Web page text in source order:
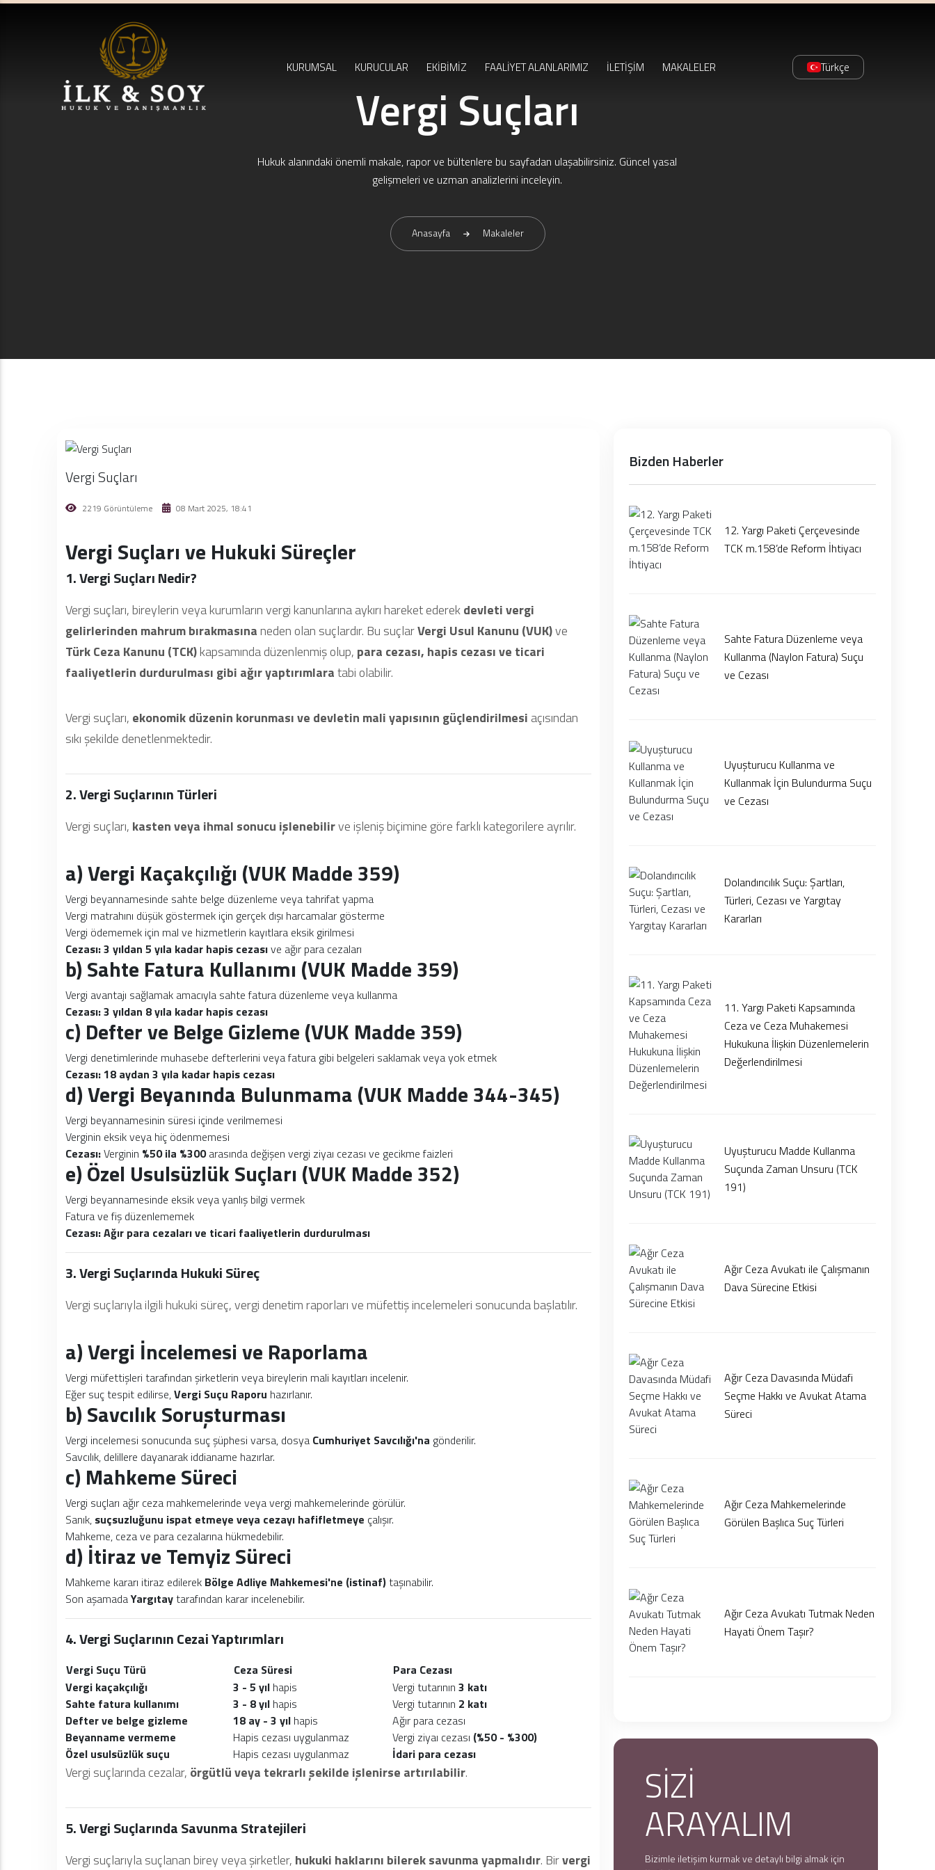
KURUMSAL KURUCULAR EKİBİMİZ FAALİYET ALANLARIMIZ İLETİŞİM MAKALELER Türkçe
Vergi Suçları
Hukuk alanındaki önemli makale, rapor ve bültenlere bu sayfadan ulaşabilirsiniz. Güncel yasal
gelişmeleri ve uzman analizlerini inceleyin.
Anasayfa Makaleler
Vergi Suçları
2219 Görüntüleme 08 Mart 2025, 18:41
Vergi Suçları ve Hukuki Süreçler
1. Vergi Suçları Nedir?
Vergi suçları, bireylerin veya kurumların vergi kanunlarına aykırı hareket ederekdevleti vergi
gelirlerinden mahrum bırakmasınaneden olan suçlardır. Bu suçlarVergi Usul Kanunu (VUK)ve
Türk Ceza Kanunu (TCK)kapsamında düzenlenmiş olup, para cezası, hapis cezası ve ticari
faaliyetlerin durdurulması gibi ağır yaptırımlaratabi olabilir.
Vergi suçları, ekonomik düzenin korunması ve devletin mali yapısının güçlendirilmesi açısından
sıkı şekilde denetlenmektedir.
2. Vergi Suçlarının Türleri
Vergi suçları, kasten veya ihmal sonucu işlenebilirve işleniş biçimine göre farklı kategorilere ayrılır.
a) Vergi Kaçakçılığı (VUK Madde 359)
Vergi beyannamesinde sahte belge düzenleme veya tahrifat yapma
Vergi matrahını düşük göstermek için gerçek dışı harcamalar gösterme
Vergi ödememek için mal ve hizmetlerin kayıtlara eksik girilmesi
Cezası:3 yıldan 5 yıla kadar hapis cezasıve ağır para cezaları
b) Sahte Fatura Kullanımı (VUK Madde 359)
Vergi avantajı sağlamak amacıyla sahte fatura düzenleme veya kullanma
Cezası:3 yıldan 8 yıla kadar hapis cezası
c) Defter ve Belge Gizleme (VUK Madde 359)
Vergi denetimlerinde muhasebe defterlerini veya fatura gibi belgeleri saklamak veya yok etmek
Cezası:18 aydan 3 yıla kadar hapis cezası
d) Vergi Beyanında Bulunmama (VUK Madde 344-345)
Vergi beyannamesinin süresi içinde verilmemesi
Verginin eksik veya hiç ödenmemesi
Cezası:Verginin %50 ila %300arasında değişen vergi ziyaı cezası ve gecikme faizleri
e) Özel Usulsüzlük Suçları (VUK Madde 352)
Vergi beyannamesinde eksik veya yanlış bilgi vermek
Fatura ve fiş düzenlememek
Cezası:Ağır para cezaları ve ticari faaliyetlerin durdurulması
3. Vergi Suçlarında Hukuki Süreç
Vergi suçlarıyla ilgili hukuki süreç, vergi denetim raporları ve müfettiş incelemeleri sonucunda başlatılır.
a) Vergi İncelemesi ve Raporlama
Vergi müfettişleri tarafından şirketlerin veya bireylerin mali kayıtları incelenir.
Eğer suç tespit edilirse,Vergi Suçu Raporu hazırlanır.
b) Savcılık Soruşturması
Vergi incelemesi sonucunda suç şüphesi varsa, dosya Cumhuriyet Savcılığı'na gönderilir.
Savcılık, delillere dayanarak iddianame hazırlar.
c) Mahkeme Süreci
Vergi suçları ağır ceza mahkemelerinde veya vergi mahkemelerinde görülür.
Sanık, suçsuzluğunu ispat etmeye veya cezayı hafifletmeye çalışır.
Mahkeme, ceza ve para cezalarına hükmedebilir.
d) İtiraz ve Temyiz Süreci
Mahkeme kararı itiraz edilerek Bölge Adliye Mahkemesi'ne (istinaf)taşınabilir.
Son aşamadaYargıtaytarafından karar incelenebilir.
4. Vergi Suçlarının Cezai Yaptırımları
Vergi Suçu Türü Ceza Süresi
Para Cezası
Vergi kaçakçılığı
3 - 5 yıl hapis Vergi tutarının 3 katı
Sahte fatura kullanımı
3 - 8 yıl hapis Vergi tutarının 2 katı
Defter ve belge gizleme
18 ay - 3 yıl hapis
Ağır para cezası
Beyanname vermeme
Hapis cezası uygulanmaz Vergi ziyaı cezası (%50 - %300)
Özel usulsüzlük suçu
Hapis cezası uygulanmaz İdari para cezası
Vergi suçlarında cezalar, örgütlü veya tekrarlı şekilde işlenirse artırılabilir.
5. Vergi Suçlarında Savunma Stratejileri
Vergi suçlarıyla suçlanan birey veya şirketler, hukuki haklarını bilerek savunma yapmalıdır. Birvergi
Bizden Haberler
12. Yargı Paketi Çerçevesinde
TCK m.158’de Reform İhtiyacı
Sahte Fatura Düzenleme veya
Kullanma (Naylon Fatura) Suçu
ve Cezası
Uyuşturucu Kullanma ve
Kullanmak İçin Bulundurma Suçu
ve Cezası
Dolandırıcılık Suçu: Şartları,
Türleri, Cezası ve Yargıtay
Kararları
11. Yargı Paketi Kapsamında
Ceza ve Ceza Muhakemesi
Hukukuna İlişkin Düzenlemelerin
Değerlendirilmesi
Uyuşturucu Madde Kullanma
Suçunda Zaman Unsuru (TCK
191)
Ağır Ceza Avukatı ile Çalışmanın
Dava Sürecine Etkisi
Ağır Ceza Davasında Müdafi
Seçme Hakkı ve Avukat Atama
Süreci
Ağır Ceza Mahkemelerinde
Görülen Başlıca Suç Türleri
Ağır Ceza Avukatı Tutmak Neden
Hayati Önem Taşır?
SİZİ
ARAYALIM
Bizimle iletişim kurmak ve detaylı bilgi almak için